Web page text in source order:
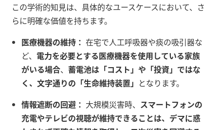
この学術的知見は、具体的なユースケースにおいて、さ
らに明確な価値を持ちます。
医療機器の維持： 在宅で人工呼吸器や痰の吸引器な
ど、 電力を必要とする医療機器を使用している家族
がいる場合、 蓄電池は「コスト」や「投資」ではな
く、文字通りの「生命維持装置」 となります。
情報遮断の回避： 大規模災害時、 スマートフォンの
充電やテレビの視聴が維持できることは、デマに惑